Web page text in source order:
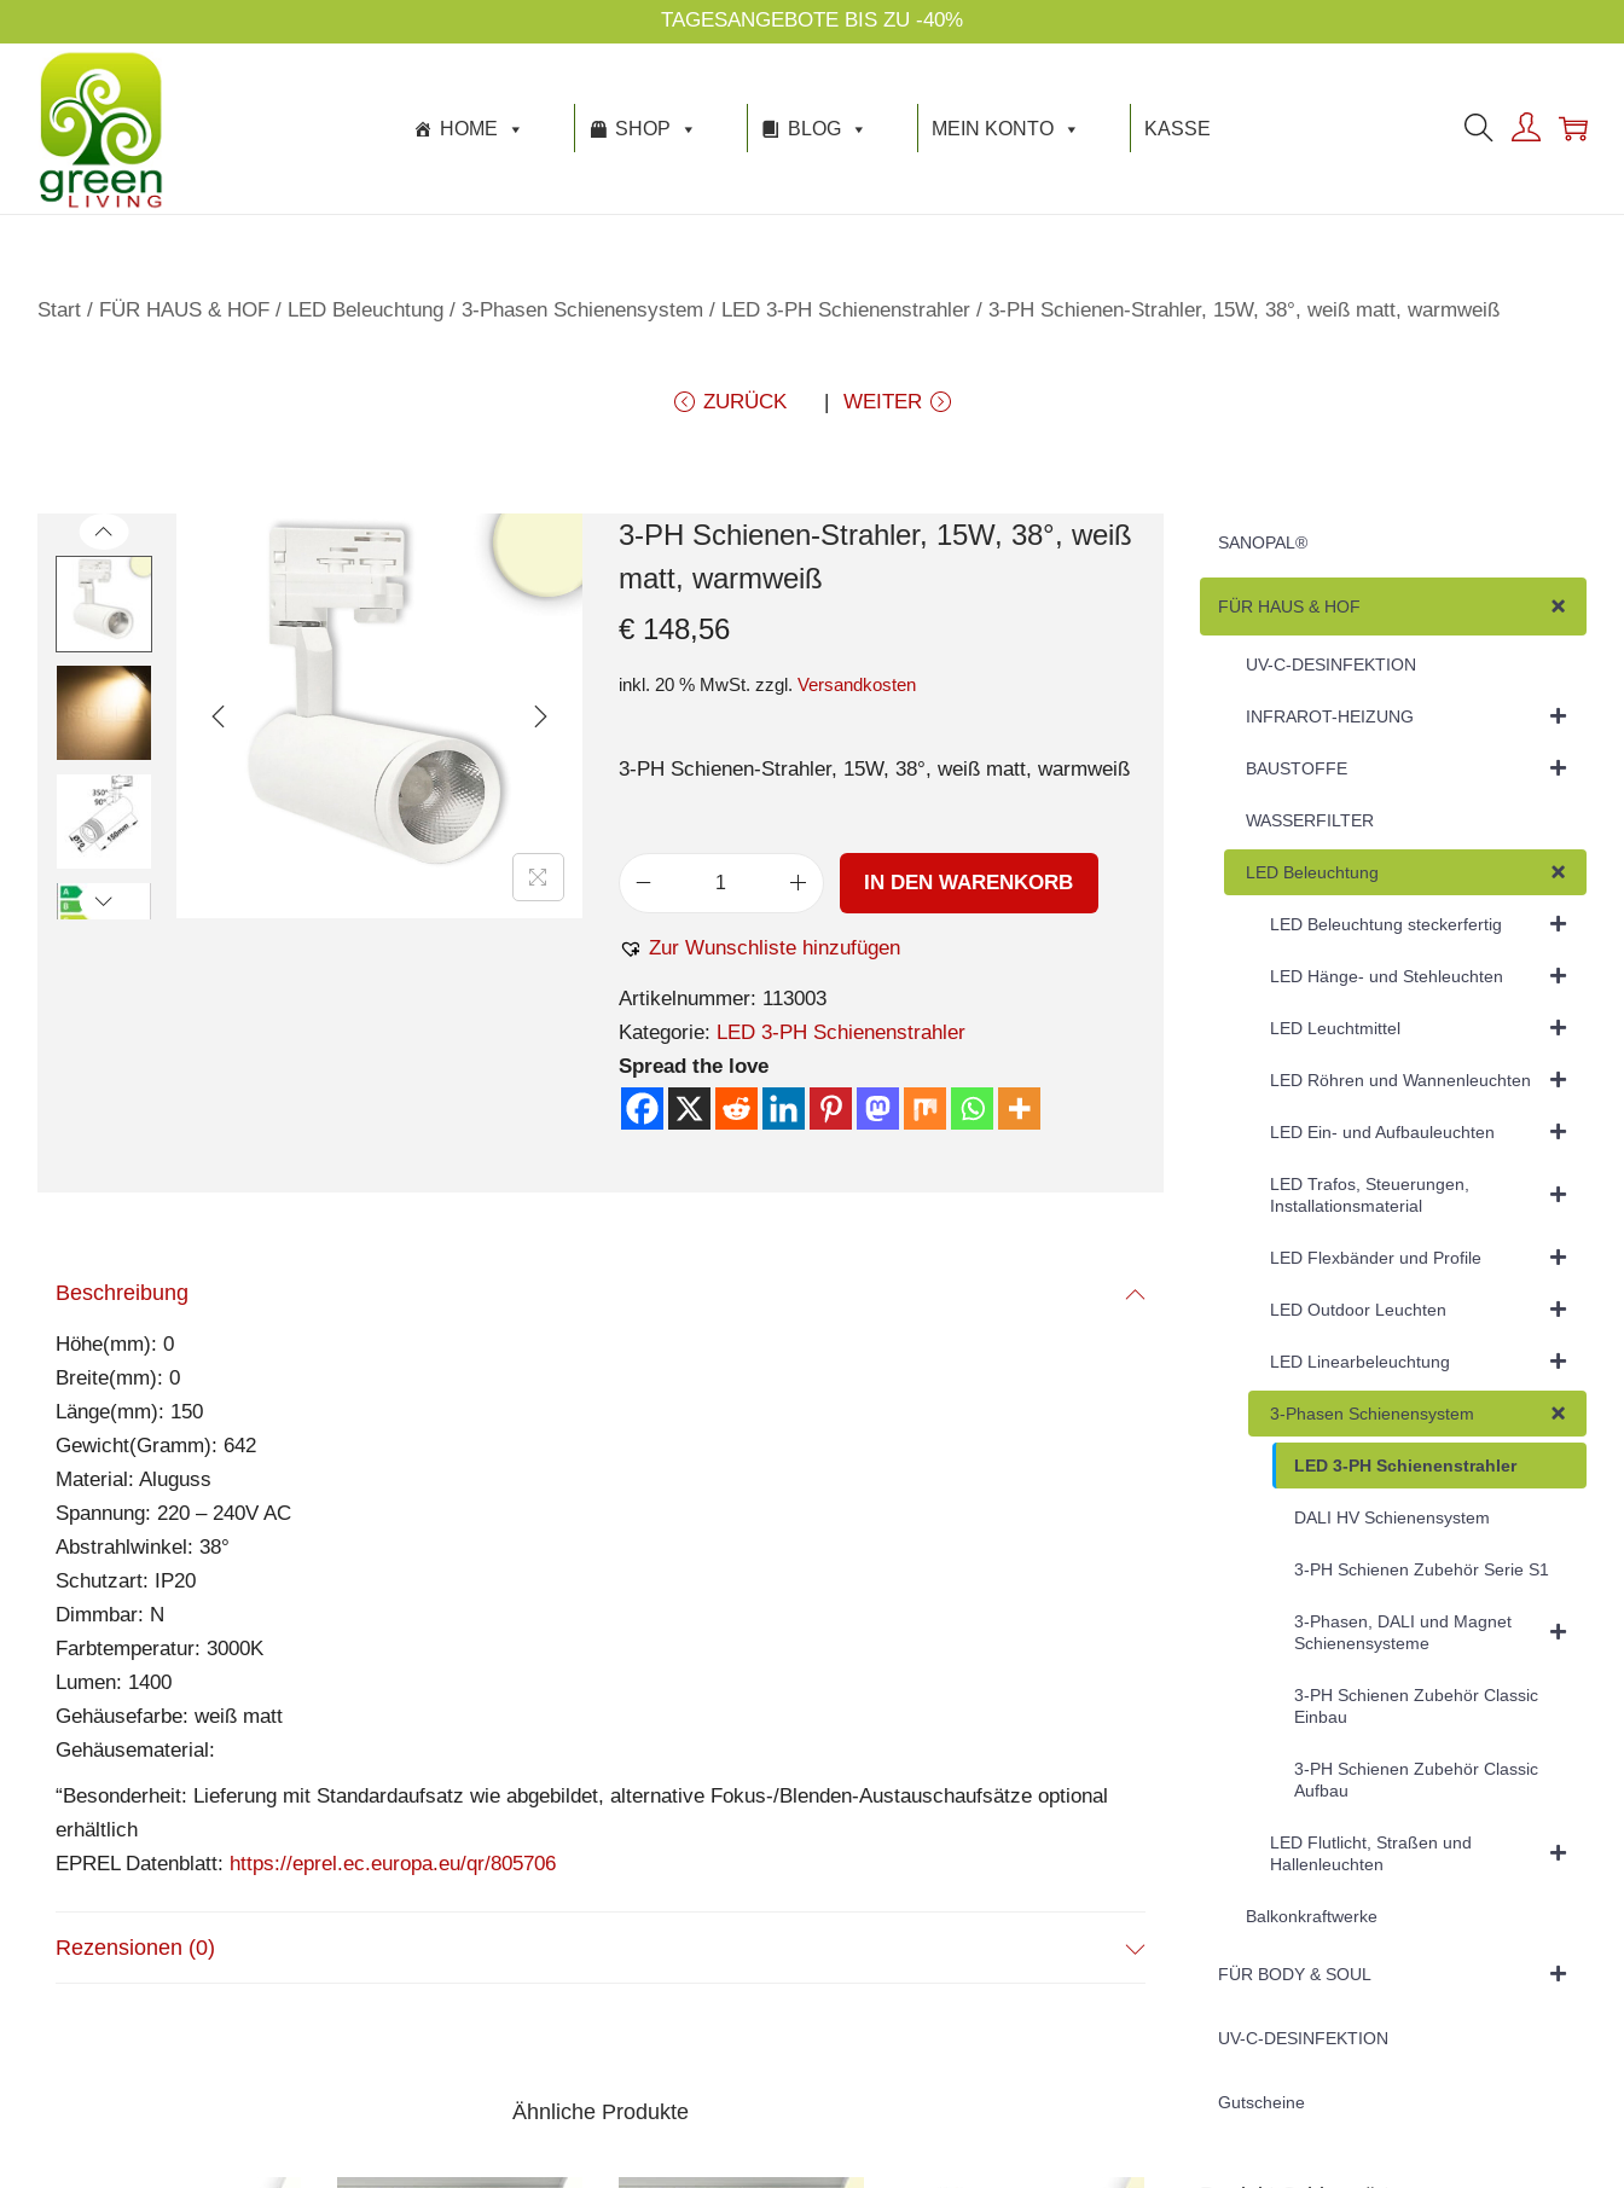
p
TAGESANGEBOTE BIS ZU -40%
HOME SHOP BLOG MEIN KONTO KASSE
Start / FÜR HAUS & HOF / LED Beleuchtung / 3-Phasen Schienensystem / LED 3-PH Schienenstrahler / 3-PH Schienen-Strahler, 15W, 38°, weiß matt, warmweiß
ZURÜCK WEITER
3-PH Schienen-Strahler, 15W, 38°, weiß
matt, warmweiß
€148,56
inkl. 20 % MwSt. zzgl. Versandkosten
3-PH Schienen-Strahler, 15W, 38°, weiß matt, warmweiß
IN DEN WARENKORB
Zur Wunschliste hinzufügen
Artikelnummer: 113003
Kategorie: LED 3-PH Schienenstrahler
Spread the love
Beschreibung
Höhe(mm): 0
Breite(mm): 0
Länge(mm): 150
Gewicht(Gramm): 642
Material: Aluguss
Spannung: 220 – 240V AC
Abstrahlwinkel: 38°
Schutzart: IP20
Dimmbar: N
Farbtemperatur: 3000K
Lumen: 1400
Gehäusefarbe: weiß matt
Gehäusematerial:
“Besonderheit: Lieferung mit Standardaufsatz wie abgebildet, alternative Fokus-/Blenden-Austauschaufsätze optional
erhältlich
EPREL Datenblatt: https://eprel.ec.europa.eu/qr/805706
Rezensionen (0)
Ähnliche Produkte
SANOPAL®
FÜR HAUS & HOF
UV-C-DESINFEKTION
INFRAROT-HEIZUNG
BAUSTOFFE
WASSERFILTER
LED Beleuchtung
LED Beleuchtung steckerfertig
LED Hänge- und Stehleuchten
LED Leuchtmittel
LED Röhren und Wannenleuchten
LED Ein- und Aufbauleuchten
LED Trafos, Steuerungen,
Installationsmaterial
LED Flexbänder und Profile
LED Outdoor Leuchten
LED Linearbeleuchtung
3-Phasen Schienensystem
LED 3-PH Schienenstrahler
DALI HV Schienensystem
3-PH Schienen Zubehör Serie S1
3-Phasen, DALI und Magnet
Schienensysteme
3-PH Schienen Zubehör Classic
Einbau
3-PH Schienen Zubehör Classic
Aufbau
LED Flutlicht, Straßen und
Hallenleuchten
Balkonkraftwerke
FÜR BODY & SOUL
UV-C-DESINFEKTION
Gutscheine